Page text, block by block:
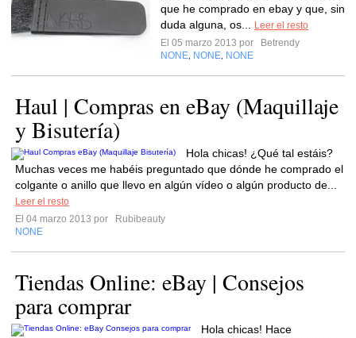
que he comprado en ebay y que, sin
duda alguna, os...
Leer el resto
El 05 marzo 2013 por
Betrendy
NONE NONE NONE
Haul | Compras en eBay (Maquillaje
y Bisutería)
Hola chicas! ¿Qué tal estáis?
Muchas veces me habéis preguntado que dónde he comprado el
colgante o anillo que llevo en algún vídeo o algún producto de...
Leer el resto
El 04 marzo 2013 por
Rubibeauty
NONE
Tiendas Online: eBay | Consejos
para comprar
Hola chicas! Hace